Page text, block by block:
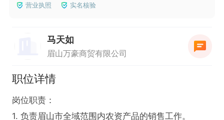
营业执照 实名核验
马天如
眉山万豪商贸有限公司
职位详情
岗位职责：
1. 负责眉山市全域范围内农资产品的销售工作。